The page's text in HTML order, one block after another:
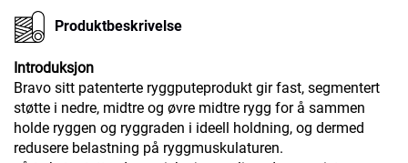
Produktbeskrivelse
Introduksjon
Bravo sitt patenterte ryggputeprodukt gir fast, segmentert
støtte i nedre, midtre og øvre midtre rygg for å sammen
holde ryggen og ryggraden i ideell holdning, og dermed
redusere belastning på ryggmuskulaturen.